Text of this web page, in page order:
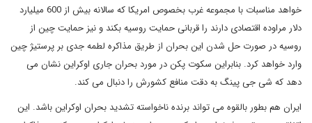
خواهد مناسبات با مجموعه غرب بخصوص امریکا که سالانه بیش از 600 میلیارد
دلار مراوده اقتصادی دارند را قربانی حمایت روسیه بکند و نیز حمایت چین از
روسیه در صورت حل شدن این بحران از طریق مذاکره لطمه جدی بر پرستیژ چین
وارد خواهد کرد. بنابراین سکوت پکن در مورد بحران جاری اوکراین نشان می
دهد که شی جی پینگ به دقت منافع کشورش را دنبال می کند.
ایران هم بطور بالقوه می تواند برنده ناخواسته تشدید بحران اوکراین باشد. این